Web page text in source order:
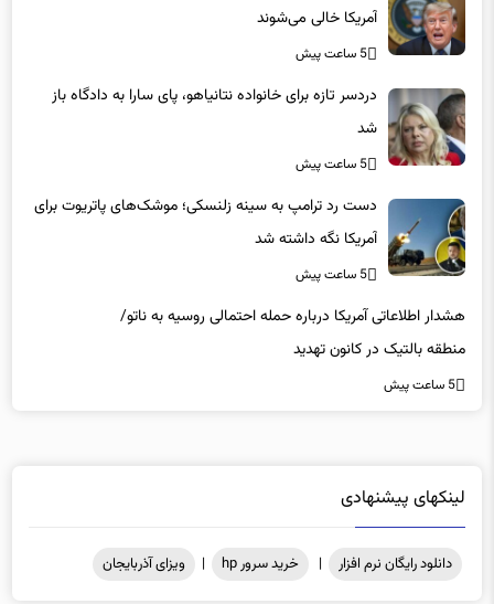
آمریکا خالی می‌شوند
5 ساعت پیش
دردسر تازه برای خانواده نتانیاهو، پای سارا به دادگاه باز
شد
5 ساعت پیش
دست رد ترامپ به سینه زلنسکی؛ موشک‌های پاتریوت برای
آمریکا نگه داشته شد
5 ساعت پیش
هشدار اطلاعاتی آمریکا درباره حمله احتمالی روسیه به ناتو/
منطقه بالتیک در کانون تهدید
5 ساعت پیش
لینکهای پیشنهادی
دانلود رایگان نرم افزار | خرید سرور hp | ویزای آذربایجان